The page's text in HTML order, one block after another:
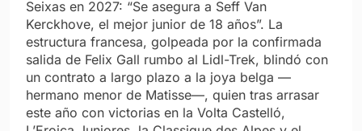
Seixas en 2027: “Se asegura a Seff Van
Kerckhove, el mejor junior de 18 años”. La
estructura francesa, golpeada por la confirmada
salida de Felix Gall rumbo al Lidl-Trek, blindó con
un contrato a largo plazo a la joya belga —
hermano menor de Matisse—, quien tras arrasar
este año con victorias en la Volta Castelló,